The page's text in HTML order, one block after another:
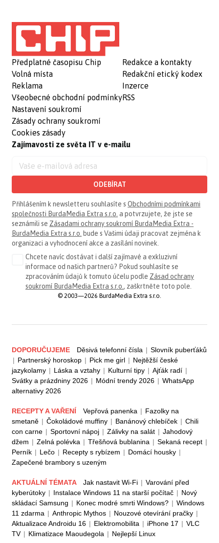
Předplatné časopisu Chip
Volná místa
Reklama
Všeobecné obchodní podmínky
Nastavení soukromí
Zásady ochrany soukromí
Cookies zásady
Redakce a kontakty
Redakční etický kodex
Inzerce
RSS
Zajímavosti ze světa IT v e-mailu
ODEBÍRAT
Přihlášením k newsletteru souhlasíte s Obchodními podmínkami
společnosti BurdaMedia Extra s.r.o. a potvrzujete, že jste se
seznámili se Zásadami ochrany soukromí BurdaMedia Extra -
BurdaMedia Extra s.r.o. bude s Vašimi údaji pracovat zejména k
organizaci a vyhodnocení akce a zasílání novinek.
Chcete navíc dostávat i další zajímavé a exkluzivní
informace od našich partnerů? Pokud souhlasíte se
zpracováním údajů k tomuto účelu podle Zásad ochrany
soukromí BurdaMedia Extra s.r.o. , zaškrtněte toto pole.
© 2003—2026 BurdaMedia Extra s.r.o.
DOPORUČUJEME Děsivá telefonní čísla | Slovník puberťáků
| Partnerský horoskop | Pick me girl | Nejtěžší české
jazykolamy | Láska a vztahy | Kulturní tipy | Ajťák radí |
Svátky a prázdniny 2026 | Módní trendy 2026 | WhatsApp
alternativy 2026
RECEPTY A VAŘENÍ Vepřová panenka | Fazolky na
smetaně | Čokoládové muffiny | Banánový chlebíček | Chili
con carne | Sportovní nápoj | Zálivky na salát | Jahodový
džem | Zelná polévka | Třešňová bublanina | Sekaná recept |
Perník | Lečo | Recepty s rybízem | Domácí housky |
Zapečené brambory s uzeným
AKTUÁLNÍ TÉMATA Jak nastavit Wi-Fi | Varování před
kyberútoky | Instalace Windows 11 na starší počítač | Nový
skládací Samsung | Konec modré smrti Windows? | Windows
11 zdarma | Anthropic Mythos | Nouzové otevírání pračky |
Aktualizace Androidu 16 | Elektromobilita | iPhone 17 | VLC
TV | Klimatizace Maoudegola | Nejlepší Linux